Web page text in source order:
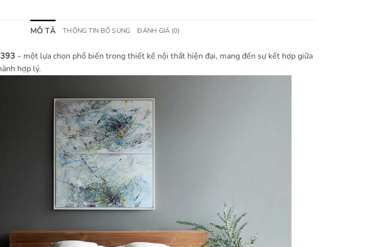
MÔ TẢ THÔNG TIN BỔ SUNG ĐÁNH GIÁ (0)
– một lựa chọn phổ biến trong thiết kế nội thất hiện đại, mang đến sự kết hợp giữa
hợp lý.